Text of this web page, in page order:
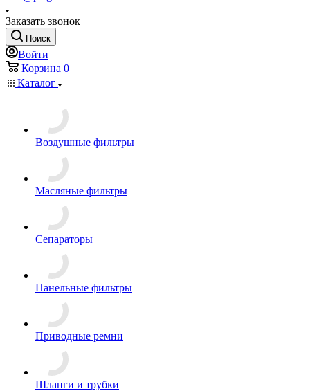
Заказать звонок
Поиск
Войти
Корзина 0
Каталог
Воздушные фильтры
Масляные фильтры
Сепараторы
Панельные фильтры
Приводные ремни
Шланги и трубки